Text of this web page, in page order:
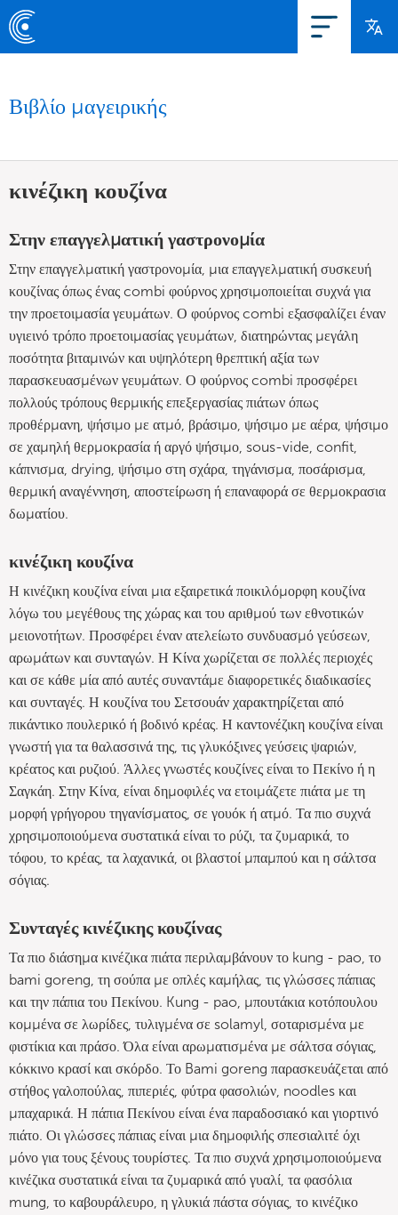
Βιβλίο μαγειρικής
κινέζικη κουζίνα
Στην επαγγελματική γαστρονομία
Στην επαγγελματική γαστρονομία, μια επαγγελματική συσκευή
κουζίνας όπως ένας combi φούρνος χρησιμοποιείται συχνά για
την προετοιμασία γευμάτων. Ο φούρνος combi εξασφαλίζει έναν
υγιεινό τρόπο προετοιμασίας γευμάτων, διατηρώντας μεγάλη
ποσότητα βιταμινών και υψηλότερη θρεπτική αξία των
παρασκευασμένων γευμάτων. Ο φούρνος combi προσφέρει
πολλούς τρόπους θερμικής επεξεργασίας πιάτων όπως
προθέρμανη, ψήσιμο με ατμό, βράσιμο, ψήσιμο με αέρα, ψήσιμο
σε χαμηλή θερμοκρασία ή αργό ψήσιμο, sous-vide, confit,
κάπνισμα, drying, ψήσιμο στη σχάρα, τηγάνισμα, ποσάρισμα,
θερμική αναγέννηση, αποστείρωση ή επαναφορά σε θερμοκρασια
δωματίου.
κινέζικη κουζίνα
Η κινέζικη κουζίνα είναι μια εξαιρετικά ποικιλόμορφη κουζίνα
λόγω του μεγέθους της χώρας και του αριθμού των εθνοτικών
μειονοτήτων. Προσφέρει έναν ατελείωτο συνδυασμό γεύσεων,
αρωμάτων και συνταγών. Η Κίνα χωρίζεται σε πολλές περιοχές
και σε κάθε μία από αυτές συναντάμε διαφορετικές διαδικασίες
και συνταγές. Η κουζίνα του Σετσουάν χαρακτηρίζεται από
πικάντικο πουλερικό ή βοδινό κρέας. Η καντονέζικη κουζίνα είναι
γνωστή για τα θαλασσινά της, τις γλυκόξινες γεύσεις ψαριών,
κρέατος και ρυζιού. Άλλες γνωστές κουζίνες είναι το Πεκίνο ή η
Σαγκάη. Στην Κίνα, είναι δημοφιλές να ετοιμάζετε πιάτα με τη
μορφή γρήγορου τηγανίσματος, σε γουόκ ή ατμό. Τα πιο συχνά
χρησιμοποιούμενα συστατικά είναι το ρύζι, τα ζυμαρικά, το
τόφου, το κρέας, τα λαχανικά, οι βλαστοί μπαμπού και η σάλτσα
σόγιας.
Συνταγές κινέζικης κουζίνας
Τα πιο διάσημα κινέζικα πιάτα περιλαμβάνουν το kung - pao, το
bami goreng, τη σούπα με οπλές καμήλας, τις γλώσσες πάπιας
και την πάπια του Πεκίνου. Kung - pao, μπουτάκια κοτόπουλου
κομμένα σε λωρίδες, τυλιγμένα σε solamyl, σοταρισμένα με
φιστίκια και πράσο. Όλα είναι αρωματισμένα με σάλτσα σόγιας,
κόκκινο κρασί και σκόρδο. Το Bami goreng παρασκευάζεται από
στήθος γαλοπούλας, πιπεριές, φύτρα φασολιών, noodles και
μπαχαρικά. Η πάπια Πεκίνου είναι ένα παραδοσιακό και γιορτινό
πιάτο. Οι γλώσσες πάπιας είναι μια δημοφιλής σπεσιαλιτέ όχι
μόνο για τους ξένους τουρίστες. Τα πιο συχνά χρησιμοποιούμενα
κινέζικα συστατικά είναι τα ζυμαρικά από γυαλί, τα φασόλια
mung, το καβουράλευρο, η γλυκιά πάστα σόγιας, το κινέζικο